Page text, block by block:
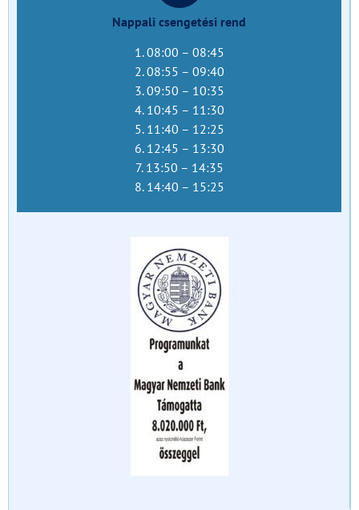
Nappali csengetési rend
1. 08:00 – 08:45
2. 08:55 – 09:40
3. 09:50 – 10:35
4. 10:45 – 11:30
5. 11:40 – 12:25
6. 12:45 – 13:30
7. 13:50 – 14:35
8. 14:40 – 15:25